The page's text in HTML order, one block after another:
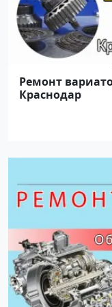
Ремонт
Краснодар